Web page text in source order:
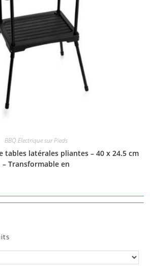
BBQ Electrique sur Pieds
tables latérales pliantes – 40 x 24.5 cm
– Transformable en